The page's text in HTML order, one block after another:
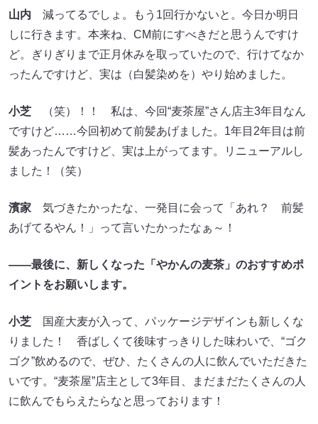
山内 減ってるでしょ。もう1回行かないと。今日か明日
しに行きます。本来ね、CM前にすべきだと思うんですけ
ど。ぎりぎりまで正月休みを取っていたので、行けてなか
ったんですけど、実は（白髪染めを）やり始めました。
小芝 （笑）！！ 私は、今回“麦茶屋”さん店主3年目なん
ですけど……今回初めて前髪あげました。1年目2年目は前
髪あったんですけど、実は上がってます。リニューアルし
ました！（笑）
濱家 気づきたかったな、一発目に会って「あれ？ 前髪
あげてるやん！」って言いたかったなぁ～！
――最後に、新しくなった「やかんの麦茶」のおすすめポ
イントをお願いします。
小芝 国産大麦が入って、パッケージデザインも新しくな
りました！ 香ばしくて後味すっきりした味わいで、“ゴク
ゴク”飲めるので、ぜひ、たくさんの人に飲んでいただきた
いです。“麦茶屋”店主として3年目、まだまだたくさんの人
に飲んでもらえたらなと思っております！